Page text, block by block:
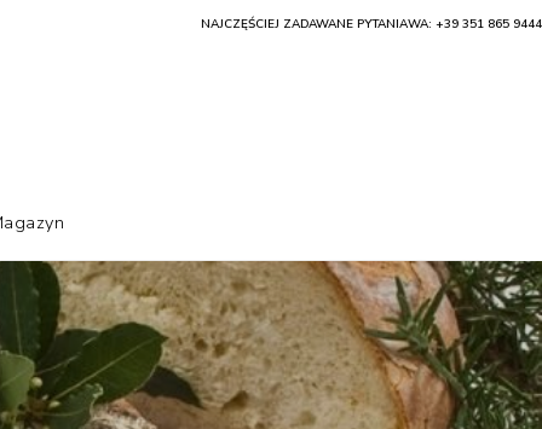
NAJCZĘŚCIEJ ZADAWANE PYTANIAWA: +39 351 865 9444